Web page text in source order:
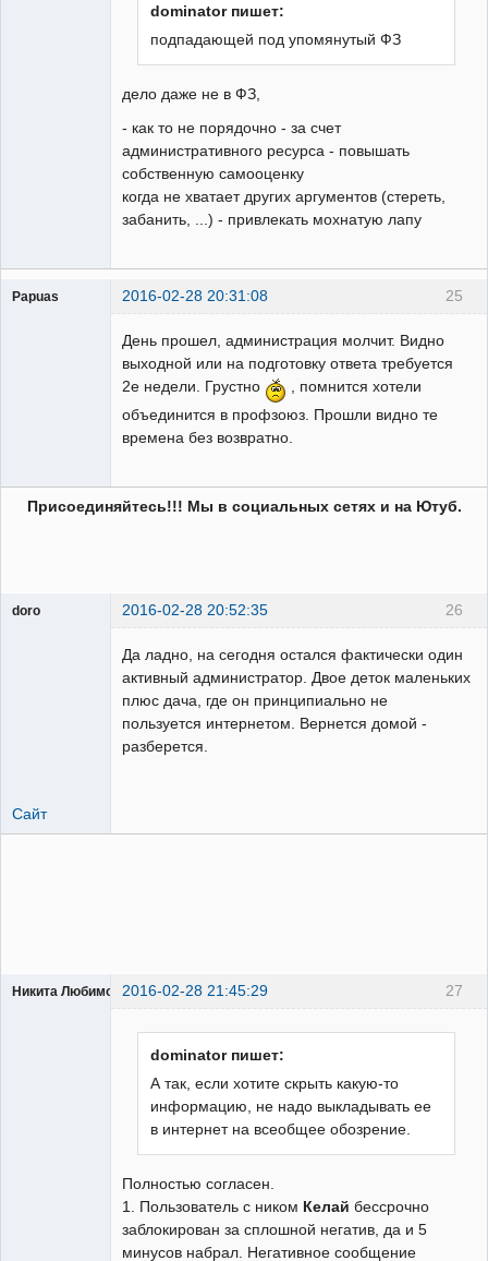
dominator пишет:
подпадающей под упомянутый ФЗ
дело даже не в ФЗ,
- как то не порядочно - за счет
административного ресурса - повышать
собственную самооценку
когда не хватает других аргументов (стереть,
забанить, ...) - привлекать мохнатую лапу
25
Papuas 2016-02-28 20:31:08
День прошел, администрация молчит. Видно
выходной или на подготовку ответа требуется
2е недели. Грустно
, помнится хотели
объединится в профзоюз. Прошли видно те
времена без возвратно.
Присоединяйтесь!!! Мы в социальных сетях и на Ютуб.
26
doro 2016-02-28 20:52:35
Да ладно, на сегодня остался фактически один
активный администратор. Двое деток маленьких
плюс дача, где он принципиально не
пользуется интернетом. Вернется домой -
разберется.
Сайт
27
Никита Любимов 2016-02-28 21:45:29
dominator пишет:
А так, если хотите скрыть какую-то
информацию, не надо выкладывать ее
в интернет на всеобщее обозрение.
Полностью согласен.
1. Пользователь с ником Келай бессрочно
заблокирован за сплошной негатив, да и 5
минусов набрал. Негативное сообщение